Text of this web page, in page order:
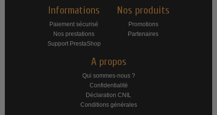
Informations
Paiement sécurisé
Nos prestations
Support PrestaShop
Nos produits
Promotions
Partenaires
A propos
Qui sommes-nous ?
Confidentialité
Déclaration CNIL
Conditions générales